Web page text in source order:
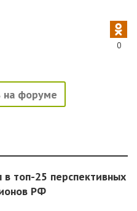
0
на форуме
топ-25 перспективных
РФ